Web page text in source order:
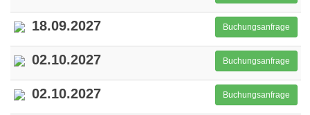
18.09.2027 Buchungsanfrage
02.10.2027 Buchungsanfrage
02.10.2027 Buchungsanfrage